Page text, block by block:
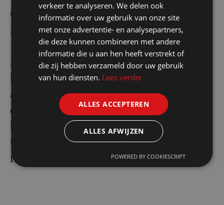
65% Polyester, 35% katoenVoering:
285 g/m², 100%
Nylonwaterbestendig door een
350mm Acryl
beschermlaagwindstopper in
armsgatenritssluiting en
drukknoopsluiting4 buitenzakken +
balpenhouder en GSM
telefoonzakjeverlengd
rugpandbinnenzak met ritssluiting.
verkeer te analyseren. We delen ook
informatie over uw gebruik van onze site
met onze advertentie- en analysepartners,
die deze kunnen combineren met andere
informatie die u aan hen heeft verstrekt of
die zij hebben verzameld door uw gebruik
van hun diensten. Lees verder
ALLES ACCEPTEREN
ALLES AFWIJZEN
POWERED BY COOKIESCRIPT